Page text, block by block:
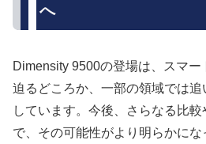
へ
Dimensity 9500の登場は、スマ
迫るどころか、一部の領域では
しています。今後、さらなる比
で、その可能性がより明らかにな